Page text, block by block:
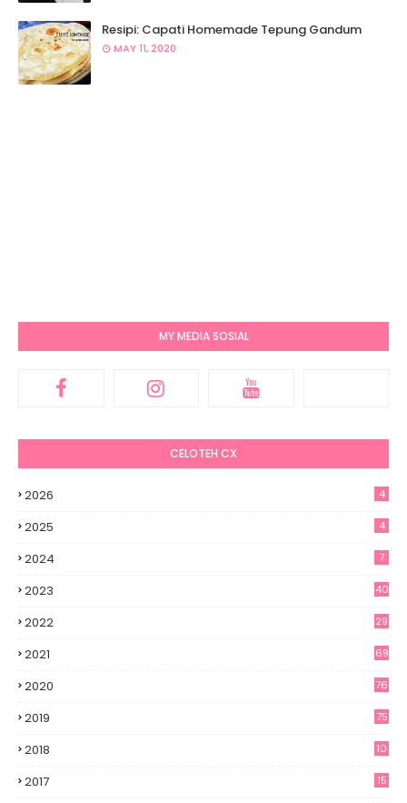
Resipi: Capati Homemade Tepung Gandum
MAY 11, 2020
MY MEDIA SOSIAL
CELOTEH CX
2026 4
2025 4
2024 7
2023 40
2022 29
2021 69
2020 76
2019 75
2018 10
2017 15